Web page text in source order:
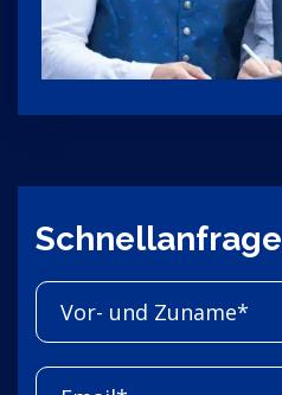
Schnellanfrage